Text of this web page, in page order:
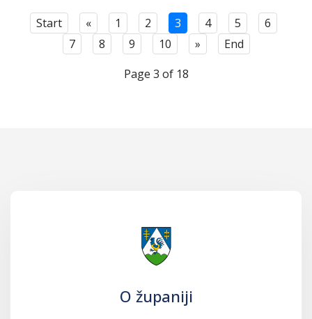
Start « 1 2 3 4 5
6
7
8 9 10 »
End
Page 3 of 18
O županiji